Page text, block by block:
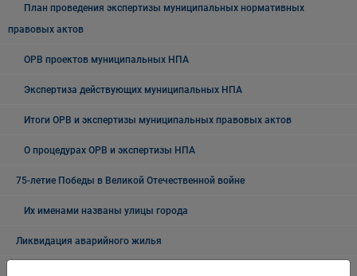
План проведения экспертизы муниципальных нормативных
правовых актов
ОРВ проектов муниципальных НПА
Экспертиза действующих муниципальных НПА
Итоги ОРВ и экспертизы муниципальных правовых актов
О процедурах ОРВ и экспертизы НПА
75-летие Победы в Великой Отечественной войне
Их именами названы улицы города
Ликвидация аварийного жилья